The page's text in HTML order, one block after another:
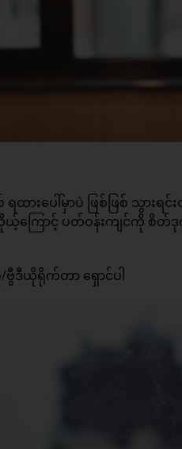
ရထားပေါ်မှာပဲ ဖြစ်ဖြစ် သွား
ကိုယ့်ကြောင့် ပတ်ဝန်းကျင်ကို စိတ်
ဗွီဒီယိုရိုက်တာ ရှောင်ပါ